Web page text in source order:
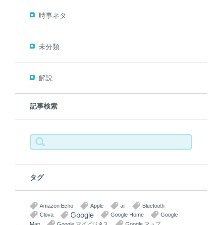
時事ネタ
未分類
解説
記事検索
検
索:
タグ
Amazon Echo Apple ar
Bluetooth
Clova
Google Google Home
Google